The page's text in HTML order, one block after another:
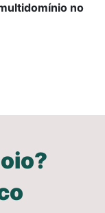
no